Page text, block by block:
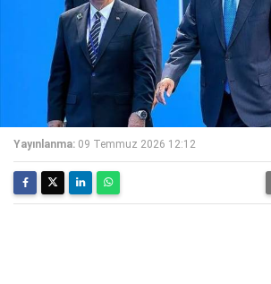
Yayınlanma: 09 Temmuz 2026 12:12